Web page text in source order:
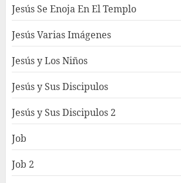
Jesús Se Enoja En El Templo
Jesús Varias Imágenes
Jesús y Los Niños
Jesús y Sus Discipulos
Jesús y Sus Discipulos 2
Job
Job 2